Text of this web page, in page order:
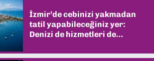
İzmir’de cebinizi yakmadan
tatil yapabileceğiniz yer:
Denizi de hizmetleri de